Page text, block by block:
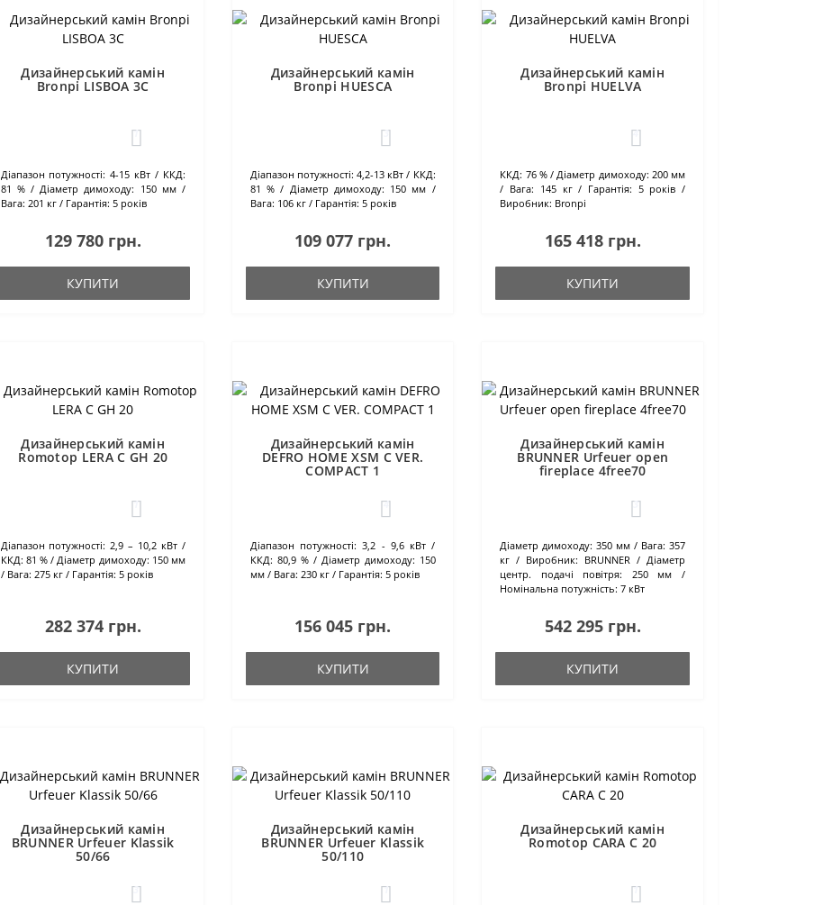
Дизайнерський камін
Bronpi LISBOA 3C
1
Діапазон потужності: 4-15 кВт
ККД:
81 %
Діаметр димоходу: 150 мм
Вага: 201 кг Гарантія: 5 років
129 780 грн.
КУПИТИ
Дизайнерський камін
Bronpi HUESCA
3
Діапазон потужності: 4,2-13 кВт
ККД:
81 %
Діаметр димоходу: 150 мм
Вага: 106 кг Гарантія: 5 років
109 077 грн.
КУПИТИ
Дизайнерський камін
Bronpi HUELVA
4
ККД: 76 % Діаметр димоходу: 200 мм
Вага: 145 кг Гарантія: 5 років
Виробник: Bronpi
165 418 грн.
КУПИТИ
Дизайнерський камін
Romotop LERA C GH 20
1
Діапазон потужності: 2,9 – 10,2 кВт
ККД: 81 % Діаметр димоходу: 150 мм
Вага: 275 кг Гарантія: 5 років
282 374 грн.
КУПИТИ
Дизайнерський камін
DEFRO HOME XSM C VER.
COMPACT 1
4
Діапазон потужності: 3,2 - 9,6 кВт
ККД: 80,9 % Діаметр димоходу: 150
мм
Вага: 230 кг Гарантія: 5 років
156 045 грн.
КУПИТИ
Дизайнерський камін
BRUNNER Urfeuer open
fireplace 4free70
3
Діаметр димоходу: 350 мм Вага: 357
кг
Виробник: BRUNNER
Діаметр
центр. подачі повітря:
250 мм
Номінальна потужність: 7 кВт
542 295 грн.
КУПИТИ
Дизайнерський камін
BRUNNER Urfeuer Klassik
50/66
3
Дизайнерський камін
BRUNNER Urfeuer Klassik
50/110
1
Дизайнерський камін
Romotop CARA C 20
1